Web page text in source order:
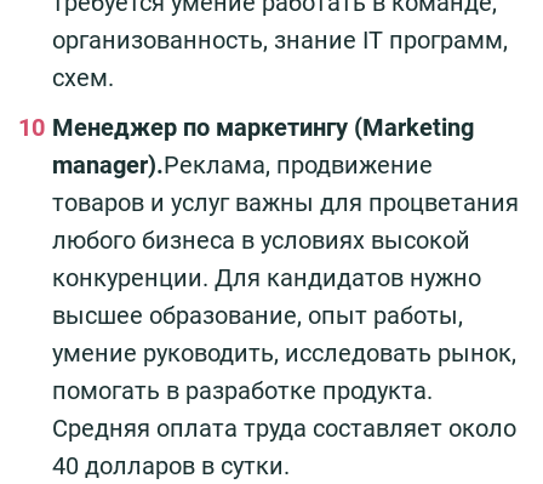
организованность, знание IT программ,
схем.
Менеджер по маркетингу (Marketing
manager).Реклама, продвижение
товаров и услуг важны для процветания
любого бизнеса в условиях высокой
конкуренции. Для кандидатов нужно
высшее образование, опыт работы,
умение руководить, исследовать рынок,
помогать в разработке продукта.
Средняя оплата труда составляет около
40 долларов в сутки.